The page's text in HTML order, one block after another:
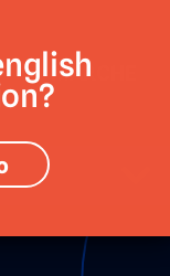
MARCHE